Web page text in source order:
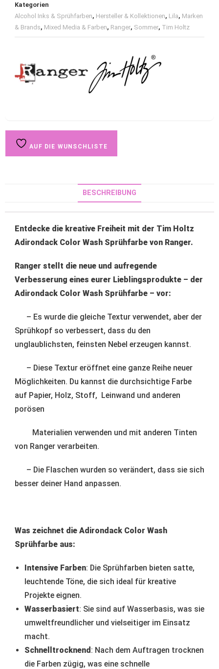
Kategorien
Alcohol Inks & Sprühfarben, Hersteller & Kollektionen, Lila, Marken
& Brands, Mixed Media & Farben, Ranger, Sommer, Tim Holtz
AUF DIE WUNSCHLISTE
BESCHREIBUNG
Entdecke die kreative Freiheit mit der Tim Holtz
Adirondack Color Wash Sprühfarbe von Ranger.
Ranger stellt die neue und aufregende
Verbesserung eines eurer Lieblingsprodukte – der
Adirondack Color Wash Sprühfarbe – vor:
– Es wurde die gleiche Textur verwendet, aber der
Sprühkopf so verbessert, dass du den
unglaublichsten, feinsten Nebel erzeugen kannst.
– Diese Textur eröffnet eine ganze Reihe neuer
Möglichkeiten. Du kannst die durchsichtige Farbe
auf Papier, Holz, Stoff, Leinwand und anderen
porösen
Materialien verwenden und mit anderen Tinten
von Ranger verarbeiten.
– Die Flaschen wurden so verändert, dass sie sich
besser deiner Hand anpassen.
Was zeichnet die Adirondack Color Wash
Sprühfarbe aus:
Intensive Farben: Die Sprühfarben bieten satte,
leuchtende Töne, die sich ideal für kreative
Projekte eignen.
Wasserbasiert: Sie sind auf Wasserbasis, was sie
umweltfreundlicher und vielseitiger im Einsatz
macht.
Schnelltrocknend : Nach dem Auftragen trocknen
die Farben zügig, was eine schnelle